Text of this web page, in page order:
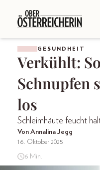
GESUNDHEIT
Verkühlt:
Schnupfen
los
Schleimhäute feucht
Von Annalina Jegg
16. Oktober 2025
6 Min.